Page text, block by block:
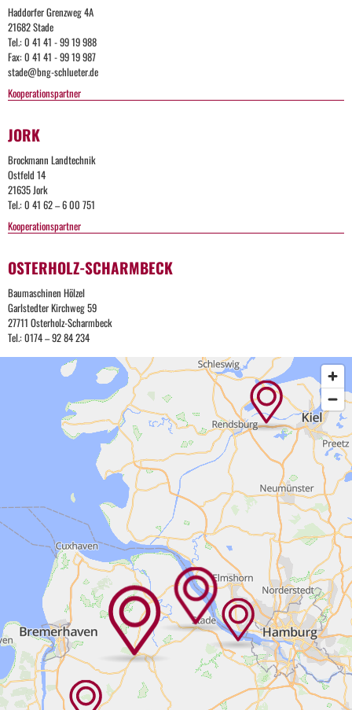
Haddorfer Grenzweg 4A
21682 Stade
Tel.: 0 41 41 - 99 19 988
Fax: 0 41 41 - 99 19 987
stade@bng-schlueter.de
Kooperationspartner
JORK
Brockmann Landtechnik
Ostfeld 14
21635 Jork
Tel.: 0 41 62 – 6 00 751
Kooperationspartner
OSTERHOLZ-SCHARMBECK
Baumaschinen Hölzel
Garlstedter Kirchweg 59
27711 Osterholz-Scharmbeck
Tel.: 0174 – 92 84 234